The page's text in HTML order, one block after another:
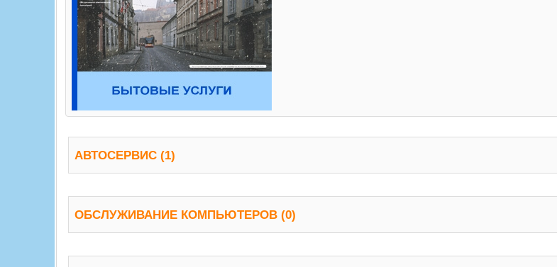
АВТОСЕРВИС (1)
ОБСЛУЖИВАНИЕ КОМПЬЮТЕРОВ (0)